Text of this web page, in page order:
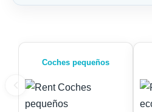
Coches pequeños